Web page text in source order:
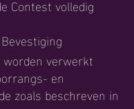
Contest volledig
verwerkt
en
zoals beschreven in